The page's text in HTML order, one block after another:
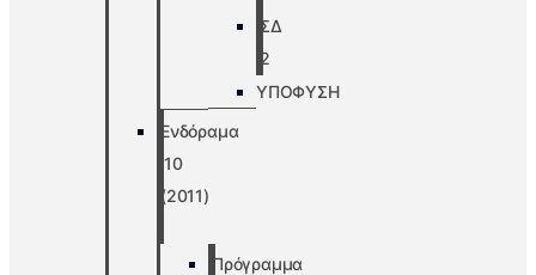
ΣΔ
2
ΥΠΟΦΥΣΗ
Ενδόραμα
’10
(2011)
Πρόγραμμα